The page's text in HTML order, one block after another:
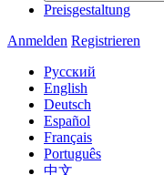
Preisgestaltung
Anmelden Registrieren
Русский
English
Deutsch
Español
Français
Português
中文